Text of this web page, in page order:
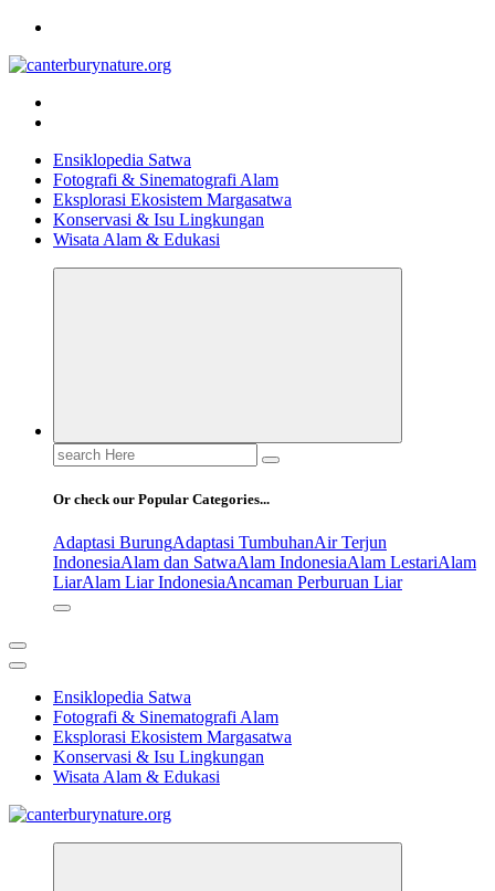
Skip
content
Tur Alam dan Margasatwa Terbaik di Canterbury
Ensiklopedia Satwa
Fotografi & Sinematografi Alam
Eksplorasi Ekosistem Margasatwa
Konservasi & Isu Lingkungan
Wisata Alam & Edukasi
Search
for:
Or check our Popular Categories...
Adaptasi BurungAdaptasi TumbuhanAir Terjun
IndonesiaAlam dan SatwaAlam IndonesiaAlam LestariAlam
LiarAlam Liar IndonesiaAncaman Perburuan Liar
Ensiklopedia Satwa
Fotografi & Sinematografi Alam
Eksplorasi Ekosistem Margasatwa
Konservasi & Isu Lingkungan
Wisata Alam & Edukasi
Tur Alam dan Margasatwa Terbaik di Canterbury